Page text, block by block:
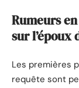
Rumeurs
sur l’époux
Les premières
requête sont